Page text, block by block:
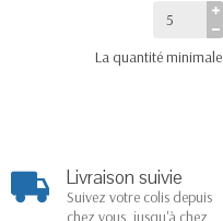
La quantité
Livraison suivie
Suivez votre colis depuis
chez vous, jusqu'à chez